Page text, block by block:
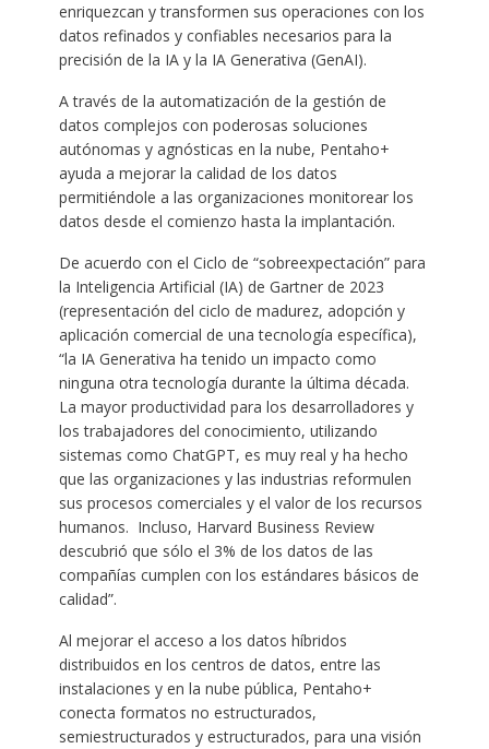
enriquezcan y transformen sus operaciones con los
datos refinados y confiables necesarios para la
precisión de la IA y la IA Generativa (GenAI).
A través de la automatización de la gestión de
datos complejos con poderosas soluciones
autónomas y agnósticas en la nube, Pentaho+
ayuda a mejorar la calidad de los datos
permitiéndole a las organizaciones monitorear los
datos desde el comienzo hasta la implantación.
De acuerdo con el Ciclo de “sobreexpectación” para
la Inteligencia Artificial (IA) de Gartner de 2023
(representación del ciclo de madurez, adopción y
aplicación comercial de una tecnología específica),
“la IA Generativa ha tenido un impacto como
ninguna otra tecnología durante la última década.
La mayor productividad para los desarrolladores y
los trabajadores del conocimiento, utilizando
sistemas como ChatGPT, es muy real y ha hecho
que las organizaciones y las industrias reformulen
sus procesos comerciales y el valor de los recursos
humanos. Incluso, Harvard Business Review
descubrió que sólo el 3% de los datos de las
compañías cumplen con los estándares básicos de
calidad”.
Al mejorar el acceso a los datos híbridos
distribuidos en los centros de datos, entre las
instalaciones y en la nube pública, Pentaho+
conecta formatos no estructurados,
semiestructurados y estructurados, para una visión